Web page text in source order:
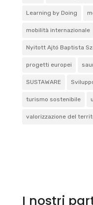
Learning by Doing
mobilità internazionale
Nyitott Ajtó Baptista
progetti europei
SUSTAWARE
turismo sostenibile
valorizzazione del
I nostri